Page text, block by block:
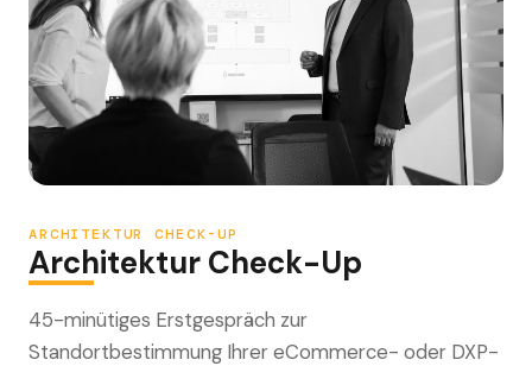
ARCHITEKTUR CHECK-UP
Architektur Check-Up
45-minütiges Erstgespräch zur
Standortbestimmung Ihrer eCommerce- oder DXP-